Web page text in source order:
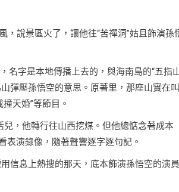
，說景區火了，讓他往“苦禪洞”姑且飾演孫
名字是本地傳播上去的，與海南島的“五指
彈壓孫悟空的意思。原著里，那座山實在叫
天婚”等節目。
兒，他轉行往山西挖煤。但他總惦念著成本
表演錄像，隨著聲響逐字逐句記。
信息上熱搜的那天，底本飾演孫悟空的演